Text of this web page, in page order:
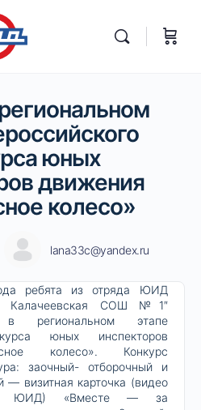
юных
движения
колесо»
lana33c@yandex.ru
ребята из отряда ЮИД
Калачеевская СОШ №1″
региональном этапе
юных инспекторов
колесо». Конкурс
заочный- отборочный и
визитная карточка (видео
ЮИД) «Вместе — за